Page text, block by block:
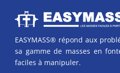
EASYMASS® répond aux
sa gamme de masses en
faciles à manipuler.